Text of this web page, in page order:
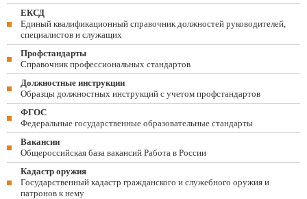
ЕКСД
Единый квалификационный справочник должностей руководителей,
специалистов и служащих
Профстандарты
Справочник профессиональных стандартов
Должностные инструкции
Образцы должностных инструкций с учетом профстандартов
ФГОС
Федеральные государственные образовательные стандарты
Вакансии
Общероссийская база вакансий Работа в России
Кадастр оружия
Государственный кадастр гражданского и служебного оружия и
патронов к нему